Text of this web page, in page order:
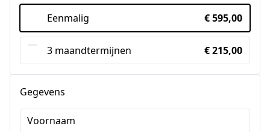
Eenmalig € 595,00
3 maandtermijnen € 215,00
Gegevens
Voornaam